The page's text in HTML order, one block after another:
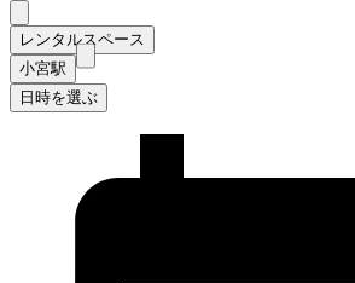
レンタルスペース
小宮駅
日時を選ぶ